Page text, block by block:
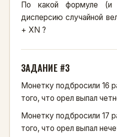
По какой формуле (и
дисперсию случайной
+ XN ?
ЗАДАНИЕ #3
Монетку подбросили 16
того, что орел выпал
Монетку подбросили 17
того, что орел выпал